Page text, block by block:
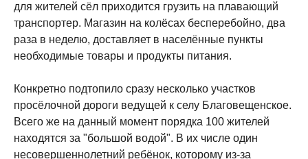
для жителей сёл приходится грузить на плавающий
транспортер. Магазин на колёсах бесперебойно, два
раза в неделю, доставляет в населённые пункты
необходимые товары и продукты питания.
Конкретно подтопило сразу несколько участков
просёлочной дороги ведущей к селу Благовещенское.
Всего же на данный момент порядка 100 жителей
находятся за "большой водой". В их числе один
несовершеннолетний ребёнок, которому из-за